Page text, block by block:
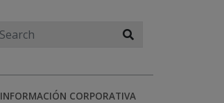
INFORMACIÓN CORPORATIVA